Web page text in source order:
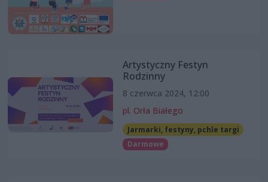
Artystyczny Festyn
Rodzinny
8 czerwca 2024, 12:00
pl. Orła Białego
Jarmarki, festyny, pchle targi
Darmowe